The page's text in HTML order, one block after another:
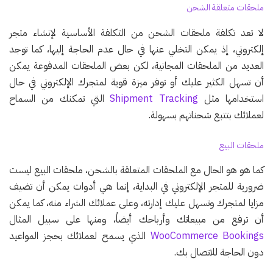
ملحقات متعلقة الشحن
لا تعد تكلفة ملحقات الشحن من التكلفة الأساسية لإنشاء متجر
إلكتروني، إذ يمكن التخلي عنها في حال عدم الحاجة إليها، كما توجد
العديد من الملحقات المجانية، لكن بعض الملحقات المدفوعة يمكن
أن تسهل الكثير عليك أو توفر ميزة قوية لمتجرك الإلكتروني في حال
استخدامها مثل Shipment Trackingالتي تمكنك من السماح
لعملائك بتتبع شحناتهم بسهولة.
ملحقات البيع
كما هو هو الحال مع الملحقات المتعلقة بالشحن، ملحقات البيع ليست
ضرورية للمتجر الإلكتروني في البداية، إنما هي أدوات يمكن أن تضيف
مزايا لمتجرك وتسهل عليك إدارته، وعلى عملائك الشراء منه، كما يمكن
أن ترفع من مبيعاتك وأرباحك أيضاً، ومنها على سبيل المثال
WooCommerce Bookings الذي يسمح لعملائك بحجز المواعيد
دون الحاجة للاتصال بك.